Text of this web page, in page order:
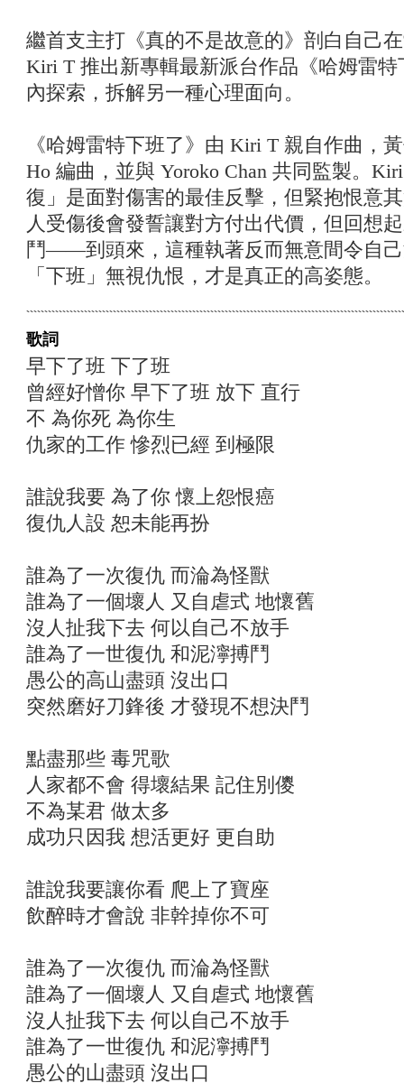
繼首支主打《真的不是故意的》剖白自己
Kiri T 推出新專輯最新派台作品《哈姆雷
內探索，拆解另一種心理面向。
《哈姆雷特下班了》由 Kiri T 親自作曲，
Ho 編曲，並與 Yoroko Chan 共同監製。
復」是面對傷害的最佳反擊，但緊抱恨意
人受傷後會發誓讓對方付出代價，但回想
鬥——到頭來，這種執著反而無意間令自
「下班」無視仇恨，才是真正的高姿態。
歌詞
早下了班 下了班
曾經好憎你 早下了班 放下 直行
不 為你死 為你生
仇家的工作 慘烈已經 到極限
誰說我要 為了你 懷上怨恨癌
復仇人設 恕未能再扮
誰為了一次復仇 而淪為怪獸
誰為了一個壞人 又自虐式 地懷舊
沒人扯我下去 何以自己不放手
誰為了一世復仇 和泥濘搏鬥
愚公的高山盡頭 沒出口
突然磨好刀鋒後 才發現不想決鬥
點盡那些 毒咒歌
人家都不會 得壞結果 記住別儍
不為某君 做太多
成功只因我 想活更好 更自助
誰說我要讓你看 爬上了寶座
飲醉時才會說 非幹掉你不可
誰為了一次復仇 而淪為怪獸
誰為了一個壞人 又自虐式 地懷舊
沒人扯我下去 何以自己不放手
誰為了一世復仇 和泥濘搏鬥
愚公的山盡頭 沒出口